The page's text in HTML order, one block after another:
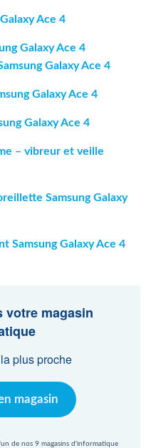
Ace 4
Galaxy Ace 4
Galaxy Ace 4
Galaxy Ace 4
Galaxy Ace 4
– vibreur et veille
Samsung Galaxy
Samsung Galaxy Ace 4
votre magasin
plus proche
magasin
de nos 9 magasins d'informatique